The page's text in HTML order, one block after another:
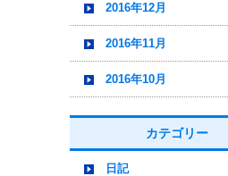
2016年12月
2016年11月
2016年10月
カテゴリー
日記